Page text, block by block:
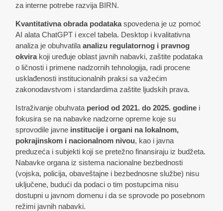
za interne potrebe razvija BIRN.
Kvantitativna obrada podatakaspovedena je uz pomoć
AI alata ChatGPT i excel tabela. Desktop i kvalitativna
analiza je obuhvatilaanalizu regulatornog i pravnog
okvirakoji uređuje oblast javnih nabavki, zaštite podataka
o ličnosti i primene nadzornih tehnologija, radi procene
usklađenosti institucionalnih praksi sa važećim
zakonodavstvom i standardima zaštite ljudskih prava.
Istraživanje obuhvata period od 2021. do 2025. godine i
fokusira se na nabavke nadzorne opreme koje su
sprovodile javne institucije i organi na lokalnom,
pokrajinskom i nacionalnom nivou, kao i javna
preduzeća i subjekti koji se pretežno finansiraju iz budžeta.
Nabavke organa iz sistema nacionalne bezbednosti
(vojska, policija, obaveštajne i bezbednosne službe) nisu
uključene, budući da podaci o tim postupcima nisu
dostupni u javnom domenu i da se sprovode po posebnom
režimi javnih nabavki.